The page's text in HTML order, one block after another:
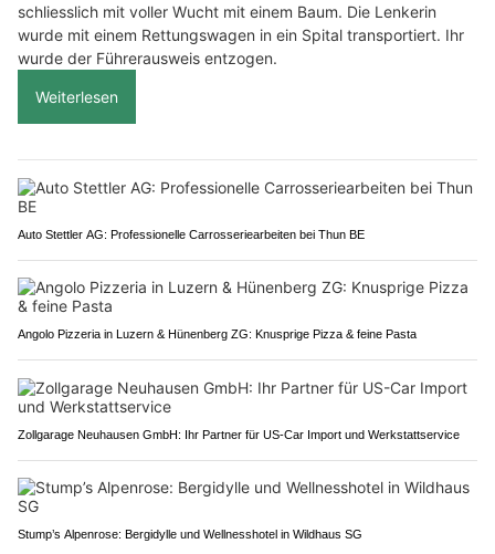
schliesslich mit voller Wucht mit einem Baum. Die Lenkerin
wurde mit einem Rettungswagen in ein Spital transportiert. Ihr
wurde der Führerausweis entzogen.
Weiterlesen
Auto Stettler AG: Professionelle Carrosseriearbeiten bei Thun BE
Angolo Pizzeria in Luzern & Hünenberg ZG: Knusprige Pizza & feine Pasta
Zollgarage Neuhausen GmbH: Ihr Partner für US-Car Import und Werkstattservice
Stump’s Alpenrose: Bergidylle und Wellnesshotel in Wildhaus SG